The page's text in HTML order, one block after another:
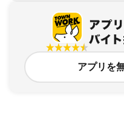
アプリを